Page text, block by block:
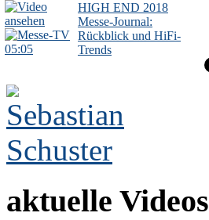
05:05
HIGH END 2018
Messe-Journal:
Rückblick und HiFi-
Trends
aktuelle Videos